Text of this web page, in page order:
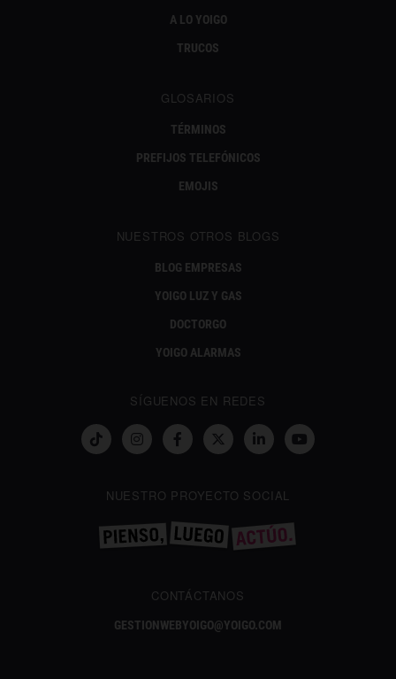
A LO YOIGO
TRUCOS
GLOSARIOS
TÉRMINOS
PREFIJOS TELEFÓNICOS
EMOJIS
NUESTROS OTROS BLOGS
BLOG EMPRESAS
YOIGO LUZ Y GAS
DOCTORGO
YOIGO ALARMAS
SÍGUENOS EN REDES
NUESTRO PROYECTO SOCIAL
CONTÁCTANOS
GESTIONWEBYOIGO@YOIGO.COM